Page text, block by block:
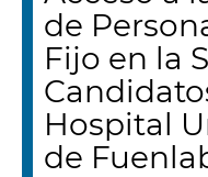
de
Fijo en la
Hospital
de